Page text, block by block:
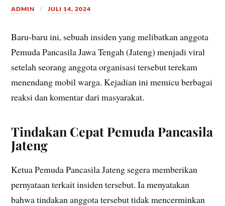
ADMIN JULI 14, 2024
Baru-baru ini, sebuah insiden yang melibatkan anggota
Pemuda Pancasila Jawa Tengah (Jateng) menjadi viral
setelah seorang anggota organisasi tersebut terekam
menendang mobil warga. Kejadian ini memicu berbagai
reaksi dan komentar dari masyarakat.
Tindakan Cepat Pemuda Pancasila
Jateng
Ketua Pemuda Pancasila Jateng segera memberikan
pernyataan terkait insiden tersebut. Ia menyatakan
bahwa tindakan anggota tersebut tidak mencerminkan